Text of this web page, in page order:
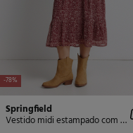
-78%
Springfield
Vestido midi estampado com decote folho